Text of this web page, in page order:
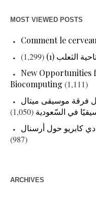
MOST VIEWED POSTS
Comment le
الثعلب (1)
(1,299)
New Opportunities
Biocomputing (1,111)
فرقة موسيقى ميتال
في السّعودية (1,050)
كابريو حول أرسنال
(987)
ARCHIVES